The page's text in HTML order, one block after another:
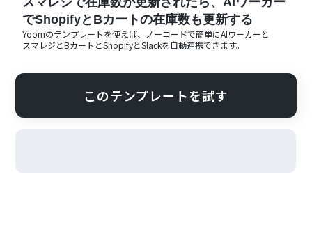
でShopifyとBカートの在庫数も更新する
Yoomのテンプレートを使えば、ノーコードで簡単にAIワーカーと
スマレジとBカート とShopifyとSlackを自動連携できます。
このテンプレートを試す